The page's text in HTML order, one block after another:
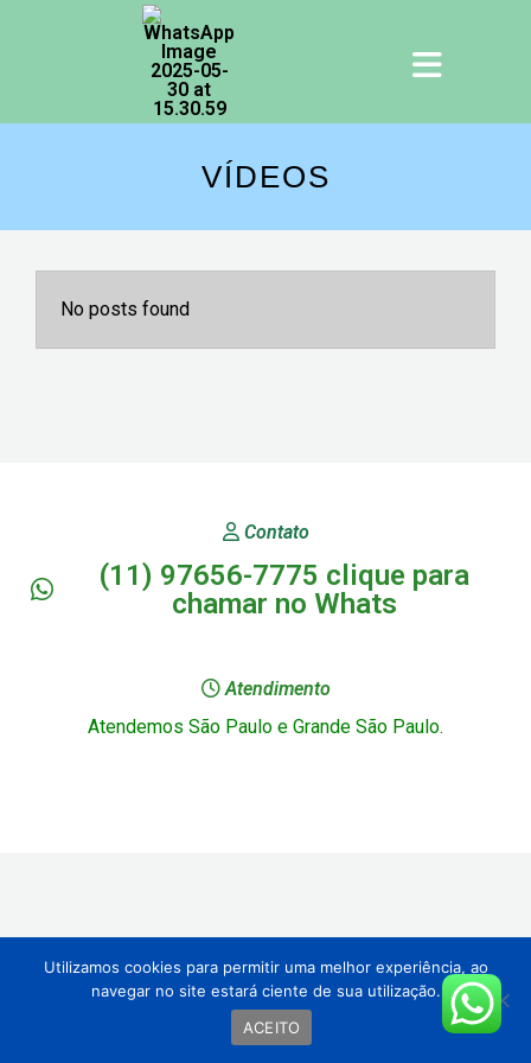
VÍDEOS
No posts found
Contato
(11) 97656-7775 clique para
chamar no Whats
Atendimento
Atendemos São Paulo e Grande São Paulo.
Utilizamos cookies para permitir uma melhor experiência, ao
navegar no site estará ciente de sua utilização.
ACEITO